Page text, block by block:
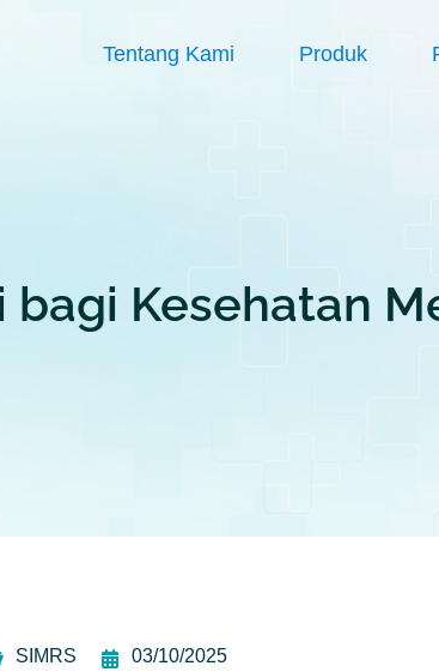
Tentang Kami Produk
Kesehatan
SIMRS 03/10/2025